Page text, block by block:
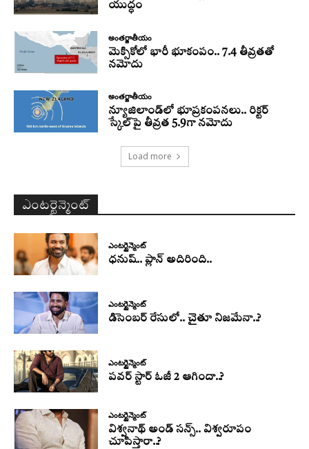
యుద్ధం
అంతర్జాతీయం
మెక్సికోలో భారీ భూకంపం.. 7.4 తీవ్రతతో
నమోదు
అంతర్జాతీయం
న్యూజిలాండ్‌లో భూప్రకంపనలు.. రిక్టర్‌
స్కేల్‌పై తీవ్రత 5.9గా నమోదు
Load more
ఎంటర్టైన్మెంట్
ఎంటర్టైన్మెంట్
ధనుష్‌.. ప్లాన్ అదిరింది..
ఎంటర్టైన్మెంట్
డిసెంబర్ రేసులో.. చైతూ నిజమేనా..?
ఎంటర్టైన్మెంట్
పవర్ స్టార్ ఓజీ 2 ఆగిందా..?
ఎంటర్టైన్మెంట్
విశ్వనాథ్ అండ్ సన్స్.. విశ్వరూపం
చూపిస్తారా..?